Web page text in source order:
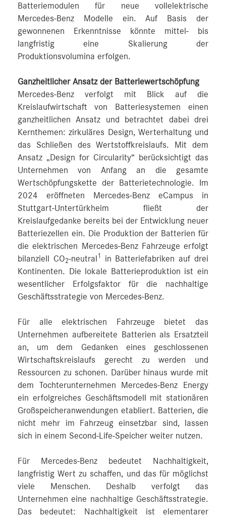
Batteriemodulen für neue vollelektrische
Mercedes-Benz Modelle ein. Auf Basis der
gewonnenen Erkenntnisse könnte mittel- bis
langfristig eine Skalierung der
Produktionsvolumina erfolgen.
Ganzheitlicher Ansatz der Batteriewertschöpfung
Mercedes-Benz verfolgt mit Blick auf die
Kreislaufwirtschaft von Batteriesystemen einen
ganzheitlichen Ansatz und betrachtet dabei drei
Kernthemen: zirkuläres Design, Werterhaltung und
das Schließen des Wertstoffkreislaufs. Mit dem
Ansatz „Design for Circularity“ berücksichtigt das
Unternehmen von Anfang an die gesamte
Wertschöpfungskette der Batterietechnologie. Im
2024 eröffneten Mercedes-Benz eCampus in
Stuttgart-Untertürkheim fließt der
Kreislaufgedanke bereits bei der Entwicklung neuer
Batteriezellen ein. Die Produktion der Batterien für
die elektrischen Mercedes-Benz Fahrzeuge erfolgt
bilanziell CO2-neutral 1
in Batteriefabriken auf drei
Kontinenten. Die lokale Batterieproduktion ist ein
wesentlicher Erfolgsfaktor für die nachhaltige
Geschäftsstrategie von Mercedes-Benz.
Für alle elektrischen Fahrzeuge bietet das
Unternehmen aufbereitete Batterien als Ersatzteil
an, um dem Gedanken eines geschlossenen
Wirtschaftskreislaufs gerecht zu werden und
Ressourcen zu schonen. Darüber hinaus wurde mit
dem Tochterunternehmen Mercedes-Benz Energy
ein erfolgreiches Geschäftsmodell mit stationären
Großspeicheranwendungen etabliert. Batterien, die
nicht mehr im Fahrzeug einsetzbar sind, lassen
sich in einem Second-Life-Speicher weiter nutzen.
Für Mercedes-Benz bedeutet Nachhaltigkeit,
langfristig Wert zu schaffen, und das für möglichst
viele Menschen. Deshalb verfolgt das
Unternehmen eine nachhaltige Geschäftsstrategie.
Das bedeutet: Nachhaltigkeit ist elementarer